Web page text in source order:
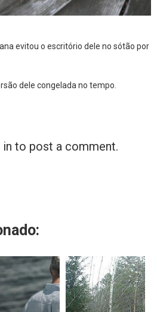
evitou o escritório dele no sótão por
dele congelada no tempo.
to post a comment.